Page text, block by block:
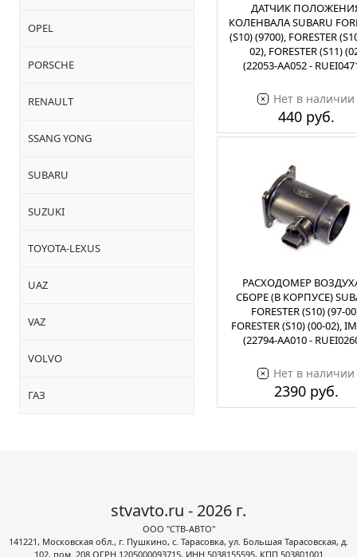
OPEL
PORSCHE
RENAULT
SSANG YONG
SUBARU
SUZUKI
TOYOTA-LEXUS
UAZ
VAZ
VOLVO
ГАЗ
ДАТЧИК
КОЛЕНВАЛА SUBARU
(S10) (9700), FORESTER
02), FORESTER (S11)
(22053-AA052 -
Нет в наличии
440 руб.
РАСХОДОМЕР
СБОРЕ (В КОРПУСЕ)
FORESTER (S10) (97-
FORESTER (S10) (00-02),
(22794-AA010 -
Нет в наличии
2390 руб.
stvavto.ru - 2026 г.
ООО "СТВ-АВТО"
141221, Московская обл., г. Пушкино, с. Тарасовка, ул. Большая Тарасовская, д.
102, пом. 208 ОГРН 1205000093715, ИНН 5038155595, КПП 503801001